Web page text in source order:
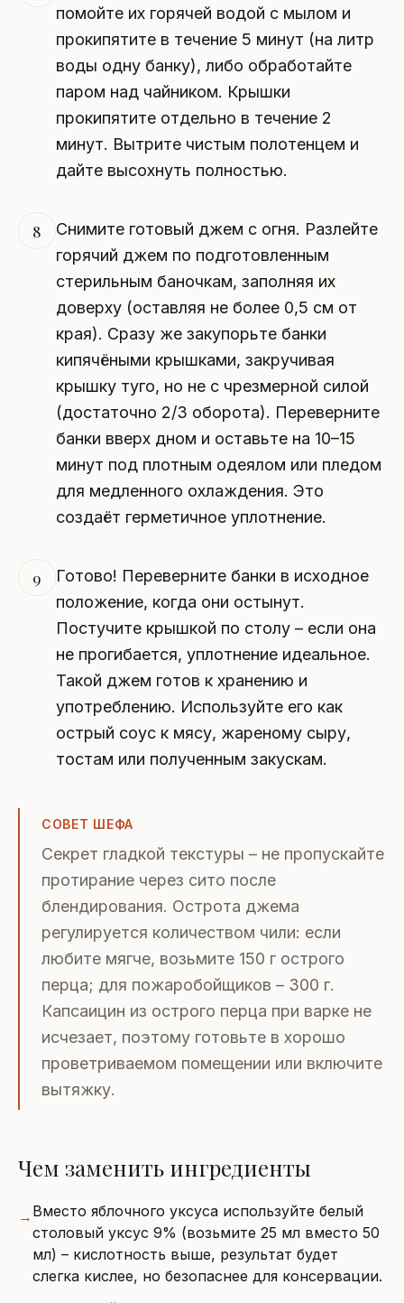
помойте их горячей водой с мылом и
прокипятите в течение 5 минут (на литр
воды одну банку), либо обработайте
паром над чайником. Крышки
прокипятите отдельно в течение 2
минут. Вытрите чистым полотенцем и
дайте высохнуть полностью.
8
Снимите готовый джем с огня. Разлейте
горячий джем по подготовленным
стерильным баночкам, заполняя их
доверху (оставляя не более 0,5 см от
края). Сразу же закупорьте банки
кипячёными крышками, закручивая
крышку туго, но не с чрезмерной силой
(достаточно 2/3 оборота). Переверните
банки вверх дном и оставьте на 10–15
минут под плотным одеялом или пледом
для медленного охлаждения. Это
создаёт герметичное уплотнение.
9
Готово! Переверните банки в исходное
положение, когда они остынут.
Постучите крышкой по столу – если она
не прогибается, уплотнение идеальное.
Такой джем готов к хранению и
употреблению. Используйте его как
острый соус к мясу, жареному сыру,
тостам или полученным закускам.
СОВЕТ ШЕФА
Секрет гладкой текстуры – не пропускайте
протирание через сито после
блендирования. Острота джема
регулируется количеством чили: если
любите мягче, возьмите 150 г острого
перца; для пожаробойщиков – 300 г.
Капсаицин из острого перца при варке не
исчезает, поэтому готовьте в хорошо
проветриваемом помещении или включите
вытяжку.
Чем заменить ингредиенты
→ Вместо яблочного уксуса используйте белый
столовый уксус 9% (возьмите 25 мл вместо 50
мл) – кислотность выше, результат будет
слегка кислее, но безопаснее для консервации.